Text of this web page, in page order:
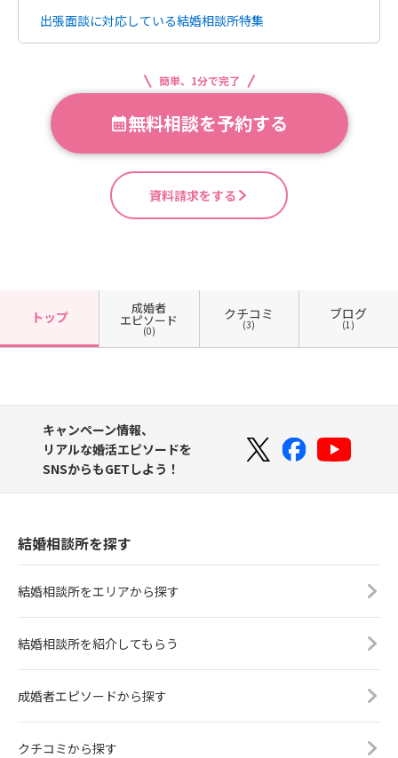
出張面談に対応している結婚相談所特集
簡単、1分で完了
無料相談を予約する
資料請求をする
トップ
成婚者
エピソード
(0)
クチコミ
(3)
ブログ
(1)
キャンペーン情報、
リアルな婚活エピソードを
SNSからもGETしよう！
結婚相談所を探す
結婚相談所をエリアから探す
結婚相談所を紹介してもらう
成婚者エピソードから探す
クチコミから探す